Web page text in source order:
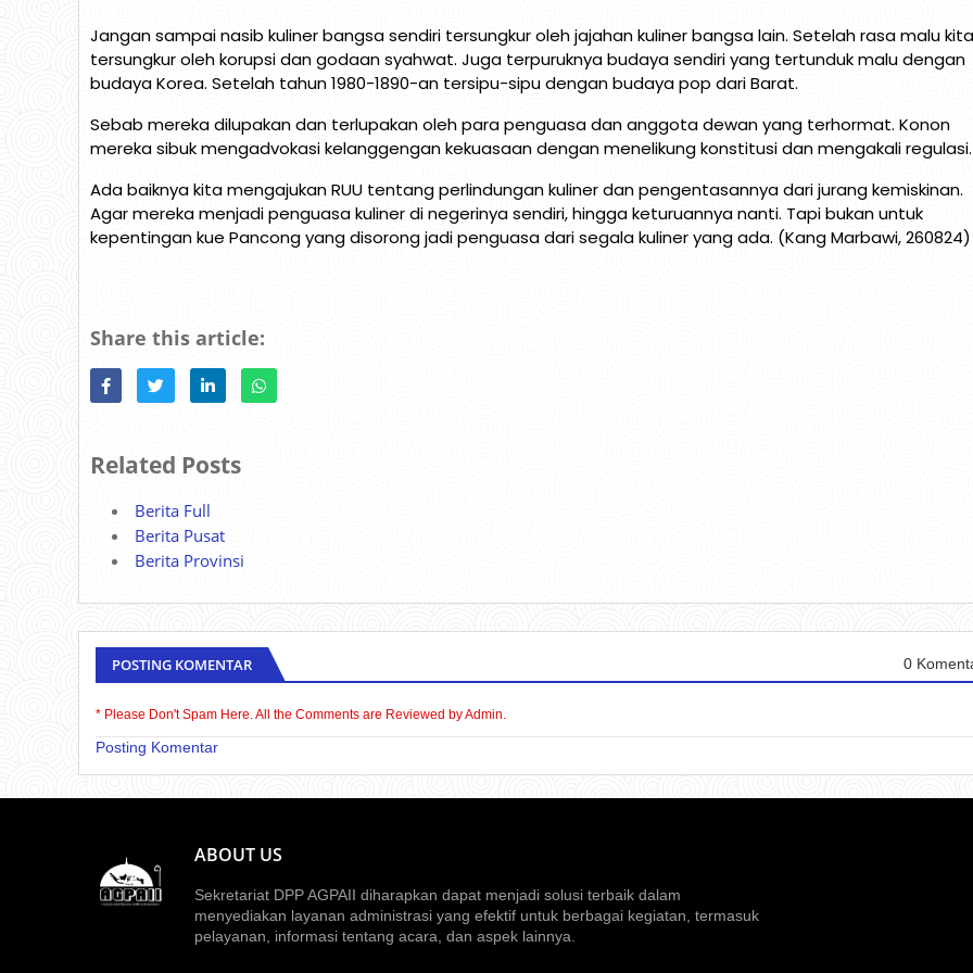
Jangan sampai nasib kuliner bangsa sendiri tersungkur oleh jajahan kuliner bangsa lain. Setelah rasa malu kita
tersungkur oleh korupsi dan godaan syahwat. Juga terpuruknya budaya sendiri yang tertunduk malu dengan
budaya Korea. Setelah tahun 1980-1890-an tersipu-sipu dengan budaya pop dari Barat.
Sebab mereka dilupakan dan terlupakan oleh para penguasa dan anggota dewan yang terhormat. Konon
mereka sibuk mengadvokasi kelanggengan kekuasaan dengan menelikung konstitusi dan mengakali
Ada baiknya kita mengajukan RUU tentang perlindungan kuliner dan pengentasannya dari jurang kemiskinan.
Agar mereka menjadi penguasa kuliner di negerinya sendiri, hingga keturuannya nanti. Tapi bukan untuk
kepentingan kue Pancong yang disorong jadi penguasa dari segala kuliner yang ada. (Kang Marbawi, 260824)
Share this article:
Related Posts
Berita Full
Berita Pusat
Berita Provinsi
POSTING KOMENTAR 0
* Please Don't Spam Here. All the Comments are Reviewed by Admin.
Posting Komentar
ABOUT US
Sekretariat DPP AGPAII diharapkan dapat menjadi solusi terbaik dalam
menyediakan layanan administrasi yang efektif untuk berbagai kegiatan, termasuk
pelayanan, informasi tentang acara, dan aspek lainnya.